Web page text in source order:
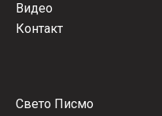
Видео
Контакт
Свето Писмо